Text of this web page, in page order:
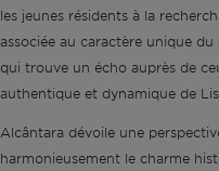
les jeunes résidents à la
associée au caractère unique
qui trouve un écho auprès de
authentique et dynamique de
Alcântara dévoile une
harmonieusement le charme